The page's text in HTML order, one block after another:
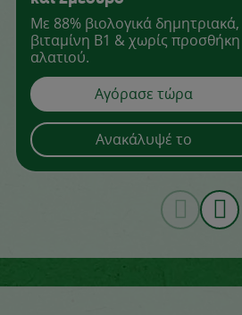
Με 88% βιολογικά δημητριακά,
βιταμίνη Β1 & χωρίς προσθήκη
αλατιού.
Αγόρασε τώρα
Ανακάλυψέ το